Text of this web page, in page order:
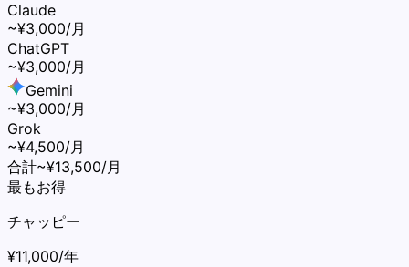
Claude
~¥3,000/月
ChatGPT
~¥3,000/月
Gemini
~¥3,000/月
Grok
~¥4,500/月
合計~¥13,500/月
最もお得
チャッピー
¥11,000/年